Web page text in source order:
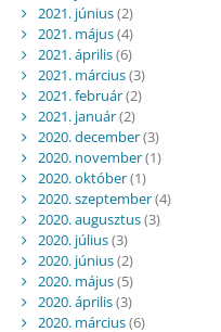
2021. június(2)
2021. május(4)
2021. április(6)
2021. március(3)
2021. február(2)
2021. január(2)
2020. december(3)
2020. november(1)
2020. október(1)
2020. szeptember(4)
2020. augusztus(3)
2020. július(3)
2020. június(2)
2020. május(5)
2020. április(3)
2020. március(6)